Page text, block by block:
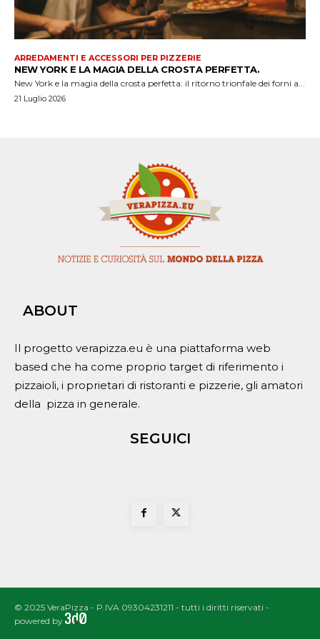
ARREDAMENTI E ACCESSORI PER PIZZERIE
NEW YORK E LA MAGIA DELLA CROSTA PERFETTA.
New York e la magia della crosta perfetta: il ritorno trionfale dei forni a...
21 Luglio 2026
ABOUT
Il progetto verapizza.eu è una piattaforma web
based che ha come proprio target di riferimento i
pizzaioli, i proprietari di ristoranti e pizzerie, gli amatori
della pizza in generale.
SEGUICI
© 2025 VeraPizza - P.IVA 09304231211 - tutti i diritti riservati -
powered by